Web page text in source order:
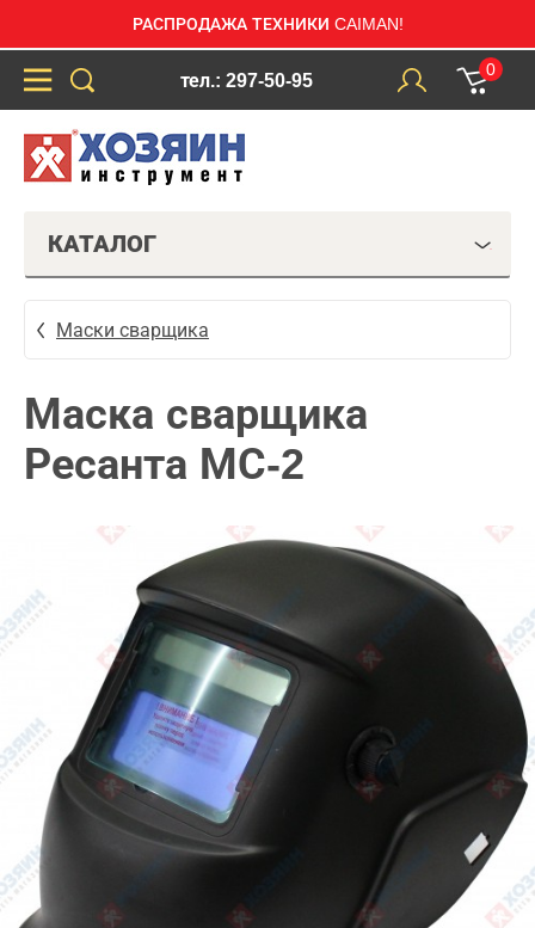
РАСПРОДАЖА ТЕХНИКИ CAIMAN!
тел.: 297-50-95
0
КАТАЛОГ
Маски сварщика
Маска сварщика
Ресанта МС-2